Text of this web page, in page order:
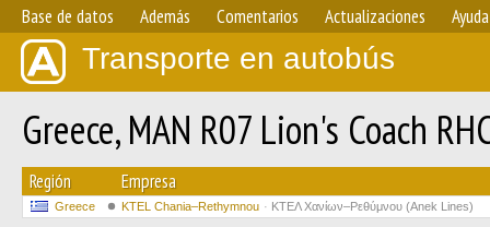
Base de datos Además Comentarios Actualizaciones Ayuda
Transporte en autobús
Greece, MAN R07 Lion's Coach
Región Empresa
Greece KTEL Chania–Rethymnou ΚΤΕΛ Χανίων–Ρεθύμνου (Anek Lines)